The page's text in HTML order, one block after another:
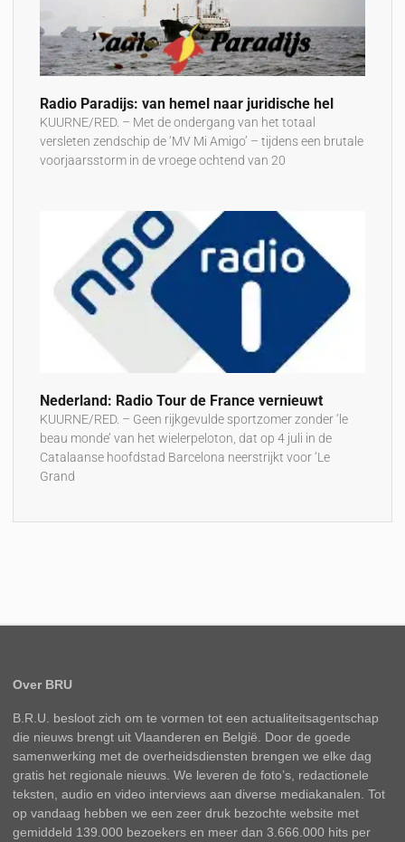
Radio Paradijs: van hemel naar juridische hel
KUURNE/RED. – Met de ondergang van het totaal
versleten zendschip de ‘MV Mi Amigo’ – tijdens een brutale
voorjaarsstorm in de vroege ochtend van 20
Nederland: Radio Tour de France vernieuwt
KUURNE/RED. – Geen rijkgevulde sportzomer zonder ‘le
beau monde’ van het wielerpeloton, dat op 4 juli in de
Catalaanse hoofdstad Barcelona neerstrijkt voor ‘Le
Grand
Over BRU
B.R.U. besloot zich om te vormen tot een actualiteitsagentschap
die nieuws brengt uit Vlaanderen en België. Door de goede
samenwerking met de overheidsdiensten brengen we elke dag
gratis het regionale nieuws. We leveren de foto’s, redactionele
teksten, audio en video interviews aan diverse mediakanalen. Tot
op vandaag hebben we een zeer druk bezochte website met
gemiddeld 139.000 bezoekers en meer dan 3.666.000 hits per